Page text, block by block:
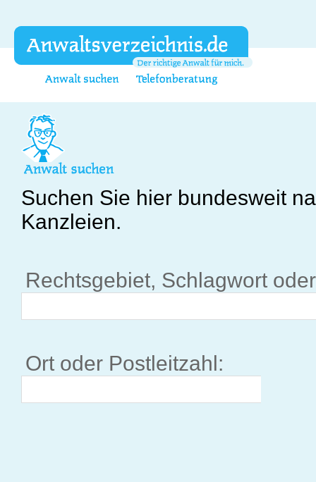
Suchen Sie hier bundesweit
Kanzleien.
Rechtsgebiet, Schlagwort
Ort oder Postleitzahl: